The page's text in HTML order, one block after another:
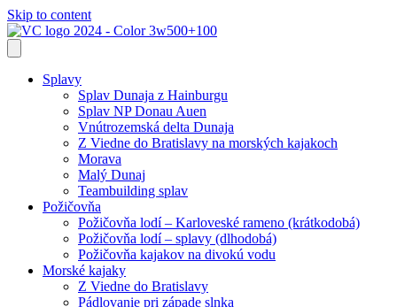
Skip to content
Splavy
Splav Dunaja z Hainburgu
Splav NP Donau Auen
Vnútrozemská delta Dunaja
Z Viedne do Bratislavy na morských kajakoch
Morava
Malý Dunaj
Teambuilding splav
Požičovňa
Požičovňa lodí – Karloveské rameno (krátkodobá)
Požičovňa lodí – splavy (dlhodobá)
Požičovňa kajakov na divokú vodu
Morské kajaky
Z Viedne do Bratislavy
Pádlovanie pri západe slnka